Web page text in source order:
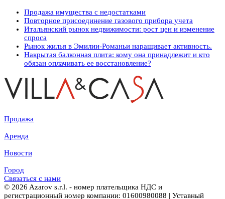
Продажа имущества с недостатками
Повторное присоединение газового прибора учета
Итальянский рынок недвижимости: рост цен и изменение
спроса
Рынок жилья в Эмилии-Романьи наращивает активность.
Накрытая балконная плита: кому она принадлежит и кто
обязан оплачивать ее восстановление?
Продажа
Аренда
Новости
Город
Связаться с нами
© 2026 Azarov s.r.l. - номер плательщика НДС и
регистрационный номер компании: 01600980088 | Уставный